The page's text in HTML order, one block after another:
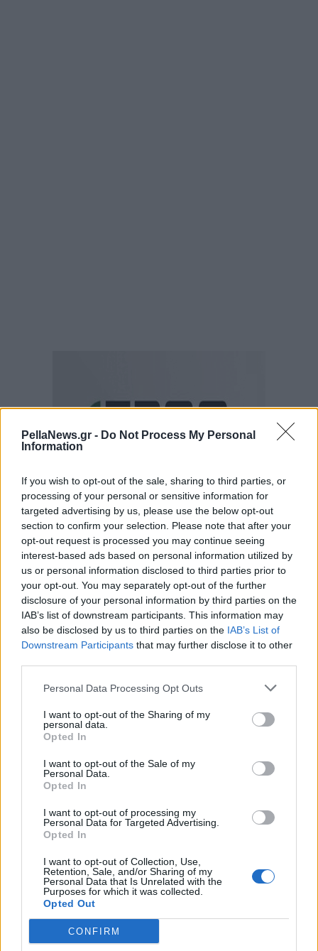
PellaNews.gr - Do Not Process My Personal
Information
If you wish to opt-out of the sale, sharing to third parties, or
processing of your personal or sensitive information for
targeted advertising by us, please use the below opt-out
section to confirm your selection. Please note that after your
opt-out request is processed you may continue seeing
interest-based ads based on personal information utilized by
us or personal information disclosed to third parties prior to
your opt-out. You may separately opt-out of the further
disclosure of your personal information by third parties on the
IAB’s list of downstream participants. This information may
also be disclosed by us to third parties on the IAB’s List of
Downstream Participants that may further disclose it to other
Personal Data Processing Opt Outs
I want to opt-out of the Sharing of my
personal data.
Opted In
I want to opt-out of the Sale of my
Personal Data.
Opted In
I want to opt-out of processing my
Personal Data for Targeted Advertising.
Opted In
I want to opt-out of Collection, Use,
Retention, Sale, and/or Sharing of my
Personal Data that Is Unrelated with the
Purposes for which it was collected.
Opted Out
CONFIRM